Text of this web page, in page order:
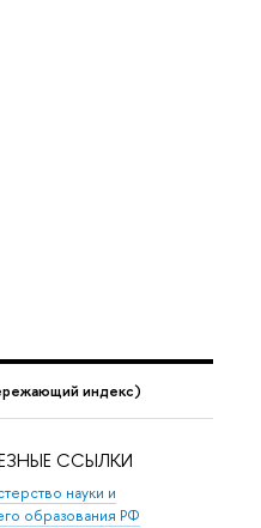
индекс)
ССЫЛКИ
науки и
образования РФ